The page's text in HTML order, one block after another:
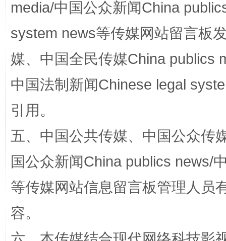
“蜀中异人”王建安的艺术幻境
完善运行机制助力责任有效落实 一纸欠
media/中国公众新闻China
system news等传媒网站留言板
媒、中国全民传媒China publics
中国法制新闻Chinese legal
引用。
五、中国公共传媒、中国公众传
国公众新闻China publics news/
等传媒网站信息留言板管理人员
容。